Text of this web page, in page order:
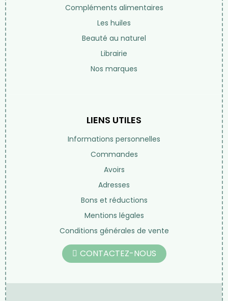
Compléments alimentaires
Les huiles
Beauté au naturel
Librairie
Nos marques
LIENS UTILES
Informations personnelles
Commandes
Avoirs
Adresses
Bons et réductions
Mentions légales
Conditions générales de vente
CONTACTEZ-NOUS